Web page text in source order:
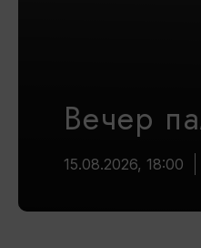
Вечер
15.08.2026, 18:00